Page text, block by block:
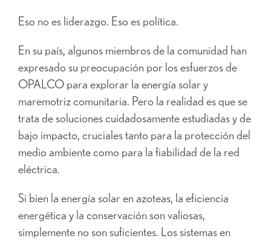
Eso no es liderazgo. Eso es política.
En su país, algunos miembros de la comunidad han
expresado su preocupación por los esfuerzos de
OPALCO para explorar la energía solar y
maremotriz comunitaria. Pero la realidad es que se
trata de soluciones cuidadosamente estudiadas y de
bajo impacto, cruciales tanto para la protección del
medio ambiente como para la fiabilidad de la red
eléctrica.
Si bien la energía solar en azoteas, la eficiencia
energética y la conservación son valiosas,
simplemente no son suficientes. Los sistemas en